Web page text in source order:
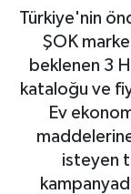
Türkiye'nin
ŞOK
beklenen 3
kataloğu ve
Ev
isteyen